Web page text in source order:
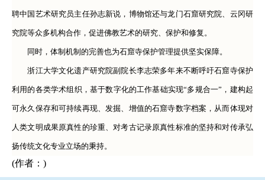
聘中国艺术研究员主任孙志新说，博物馆还与龙门石窟研究院、云冈研
究院等众多机构合作，促进佛教艺术的研究、保护和修复。
同时，体制机制的完善也为石窟寺保护管理提供坚实保障。
浙江大学文化遗产研究院副院长李志荣多年来不断呼吁石窟寺保护
利用的各类学术组织，基于数字化的工作基础实现“多规合一”，建构起
可永久保存和可持续再现、发掘、增值的石窟寺数字档案，从而体现对
人类文明成果原真性的珍重、对考古记录原真性标准的坚持和对传承弘
扬传统文化专业立场的秉持。
(作者：)